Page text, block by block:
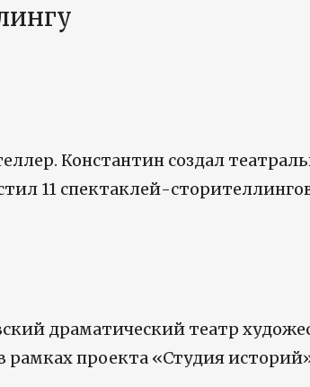
Константин создал
11 спектаклей-
драматический театр
проекта «Студия